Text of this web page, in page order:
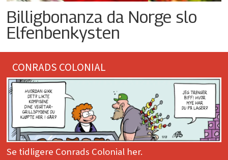
Billigbonanza da Norge slo
Elfenbenkysten
CONRADS COLONIAL
Se tidligere Conrads Colonial her.